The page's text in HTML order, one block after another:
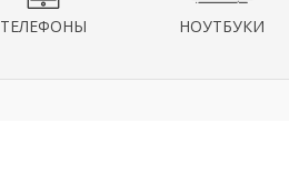
ТЕЛЕФОНЫ НОУТБУКИ